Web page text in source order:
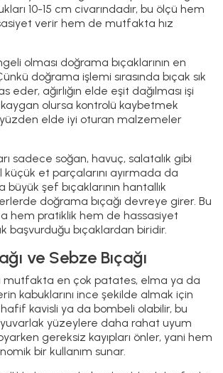
bıçağı ise biraz daha büyük olur
sebzeleri doğramada daha pratiktir.
işler için diğeri mutfaktaki biraz
güvenilir seçenektir. Hem pas tutmaz
Yüksek karbonlu çelik daha uzun
biraz daha özen ister. Sap kısmında
modeller uzun ömürlüdür, ahşap
ama daha hassastır.
bulaşık makinesine teknik
tavsiye edilmez. Sıcak su ve
sap kısmını gevşetir. Ahşap saplı
kısa sürede bozulur. En doğrusu elde
modelleri farklı malzeme ve
hem güvenlik hem verimlilik
mutfak kullanım deneyiminizi
hale getirirsiniz.
Kaç Santim Olmalı?
boyu genelde 8–12 cm arasında olur.